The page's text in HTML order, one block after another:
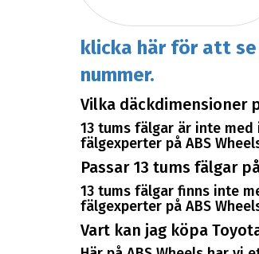
klicka här för att
nummer.
Vilka däckdimensioner
13 tums fälgar är inte
fälgexperter på ABS
Passar 13 tums fälgar
13 tums fälgar finns inte
fälgexperter på ABS
Vart kan jag köpa